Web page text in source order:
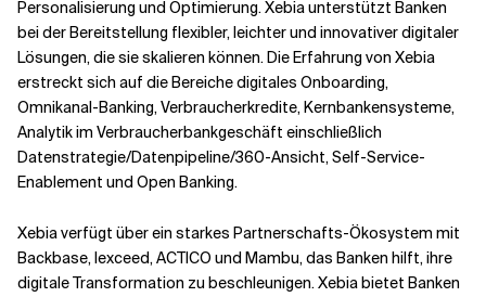
Personalisierung und Optimierung. Xebia unterstützt Banken
bei der Bereitstellung flexibler, leichter und innovativer digitaler
Lösungen, die sie skalieren können. Die Erfahrung von Xebia
erstreckt sich auf die Bereiche digitales Onboarding,
Omnikanal-Banking, Verbraucherkredite, Kernbankensysteme,
Analytik im Verbraucherbankgeschäft einschließlich
Datenstrategie/Datenpipeline/360-Ansicht, Self-Service-
Enablement und Open Banking.
Xebia verfügt über ein starkes Partnerschafts-Ökosystem mit
Backbase, Iexceed, ACTICO und Mambu, das Banken hilft, ihre
digitale Transformation zu beschleunigen. Xebia bietet Banken